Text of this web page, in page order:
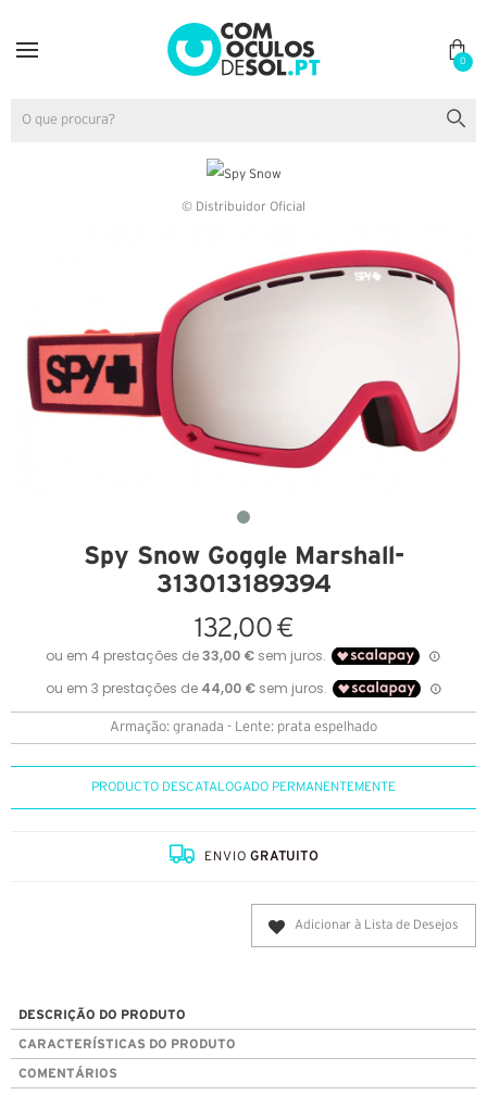
0
© Distribuidor Oficial
Spy Snow Goggle Marshall-
313013189394
132,00 €
Armação: granada - Lente: prata espelhado
PRODUCTO DESCATALOGADO PERMANENTEMENTE
ENVIOGRATUITO
Adicionar à Lista de Desejos
DESCRIÇÃO DO PRODUTO
CARACTERÍSTICAS DO PRODUTO
COMENTÁRIOS